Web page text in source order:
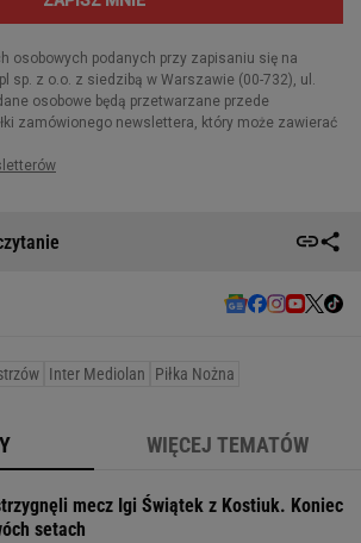
Inter Mediolan Piłka Nożna
WIĘCEJ TEMATÓW
mecz Igi Świątek z Kostiuk. Koniec
setach